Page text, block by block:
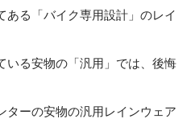
ある「バイク専用設計」のレイ
いる安物の「汎用」では、後悔
ーの安物の汎用レインウェア